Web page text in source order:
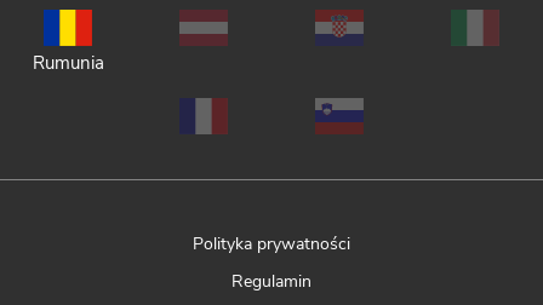
Rumunia
Polityka prywatności
Regulamin